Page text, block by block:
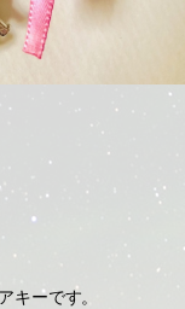
キーです。